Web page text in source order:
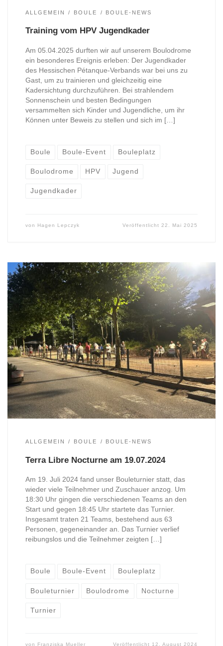
ALLGEMEIN BOULE BOULE-NEWS
Training vom HPV Jugendkader
Am 05.04.2025 durften wir auf unserem Boulodrome
ein besonderes Ereignis erleben: Der Jugendkader
des Hessischen Pétanque-Verbands war bei uns zu
Gast, um zu trainieren und gleichzeitig eine
Kadersichtung durchzuführen. Bei strahlendem
Sonnenschein und besten Bedingungen
versammelten sich Kinder und Jugendliche, um ihr
Können unter Beweis zu stellen und sich im […]
Boule Boule-Event Bouleplatz
Boulodrome HPV Jugend
Jugendkader
von Hagen Lepczyk Veröffentlicht22. Mai 2025
ALLGEMEIN BOULE BOULE-NEWS
Terra Libre Nocturne am 19.07.2024
Am 19. Juli 2024 fand unser Bouleturnier statt, das
wieder viele Teilnehmer und Zuschauer anzog. Um
18:30 Uhr gingen die verschiedenen Teams an den
Start und gegen 18:45 Uhr startete das Turnier.
Insgesamt traten 21 Teams, bestehend aus 63
Personen, gegeneinander an. Das Turnier verlief
reibungslos und die Teilnehmer zeigten […]
Boule Boule-Event Bouleplatz
Bouleturnier Boulodrome Nocturne
Turnier
von Franziska Mueller Veröffentlicht 12. August 2024